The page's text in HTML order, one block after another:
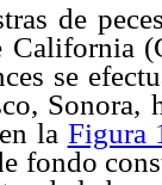
de
se
la Figura
fondo